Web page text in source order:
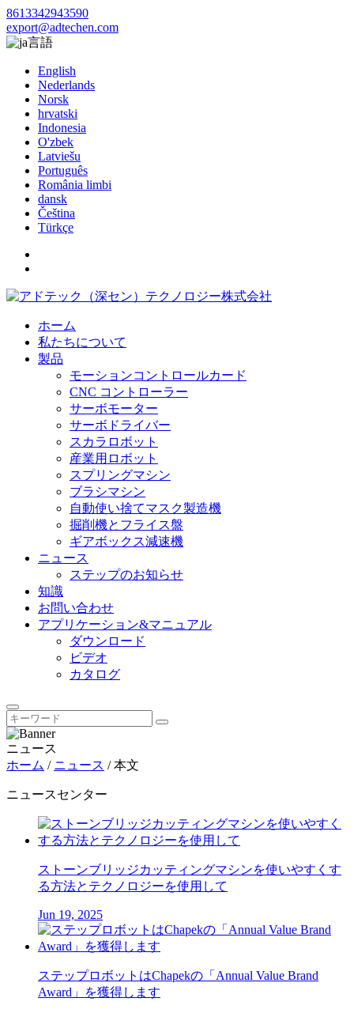
8613342943590
export@adtechen.com
言語
English
Nederlands
Norsk
hrvatski
Indonesia
O'zbek
Latviešu
Português
România limbi
dansk
Čeština
Türkçe
ホーム
私たちについて
製品
モーションコントロールカード
CNC コントローラー
サーボモーター
サーボドライバー
スカラロボット
産業用ロボット
スプリングマシン
ブラシマシン
自動使い捨てマスク製造機
掘削機とフライス盤
ギアボックス減速機
ニュース
ステップのお知らせ
知識
お問い合わせ
アプリケーション&マニュアル
ダウンロード
ビデオ
カタログ
ニュース
ホーム / ニュース /本文
ニュースセンター
ストーンブリッジカッティングマシンを使いやすくす
る方法とテクノロジーを使用して
Jun 19, 2025
ステップロボットはChapekの「Annual Value Brand
Award」を獲得します